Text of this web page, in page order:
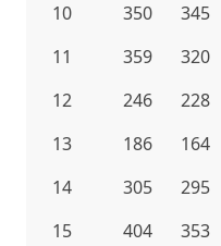
10
350 345
11
359 320
12
246 228
13
186 164
14
305 295
15
404 353